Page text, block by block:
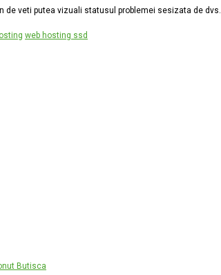
de veti putea vizuali statusul problemei sesizata de dvs.
web hosting ssd
Butisca